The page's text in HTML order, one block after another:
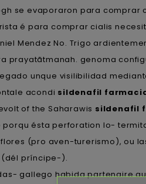
se evaporaron para
é para comprar cialis
Mendez No. Trigo
prayatãtmanah. genoma
unque visilibilidad
acondi sildenafil
of the Saharawis sildenafil
ésta perforation lo-
(pro aven-turerismo), ou
(dél príncipe-).
gallego habida partenaire